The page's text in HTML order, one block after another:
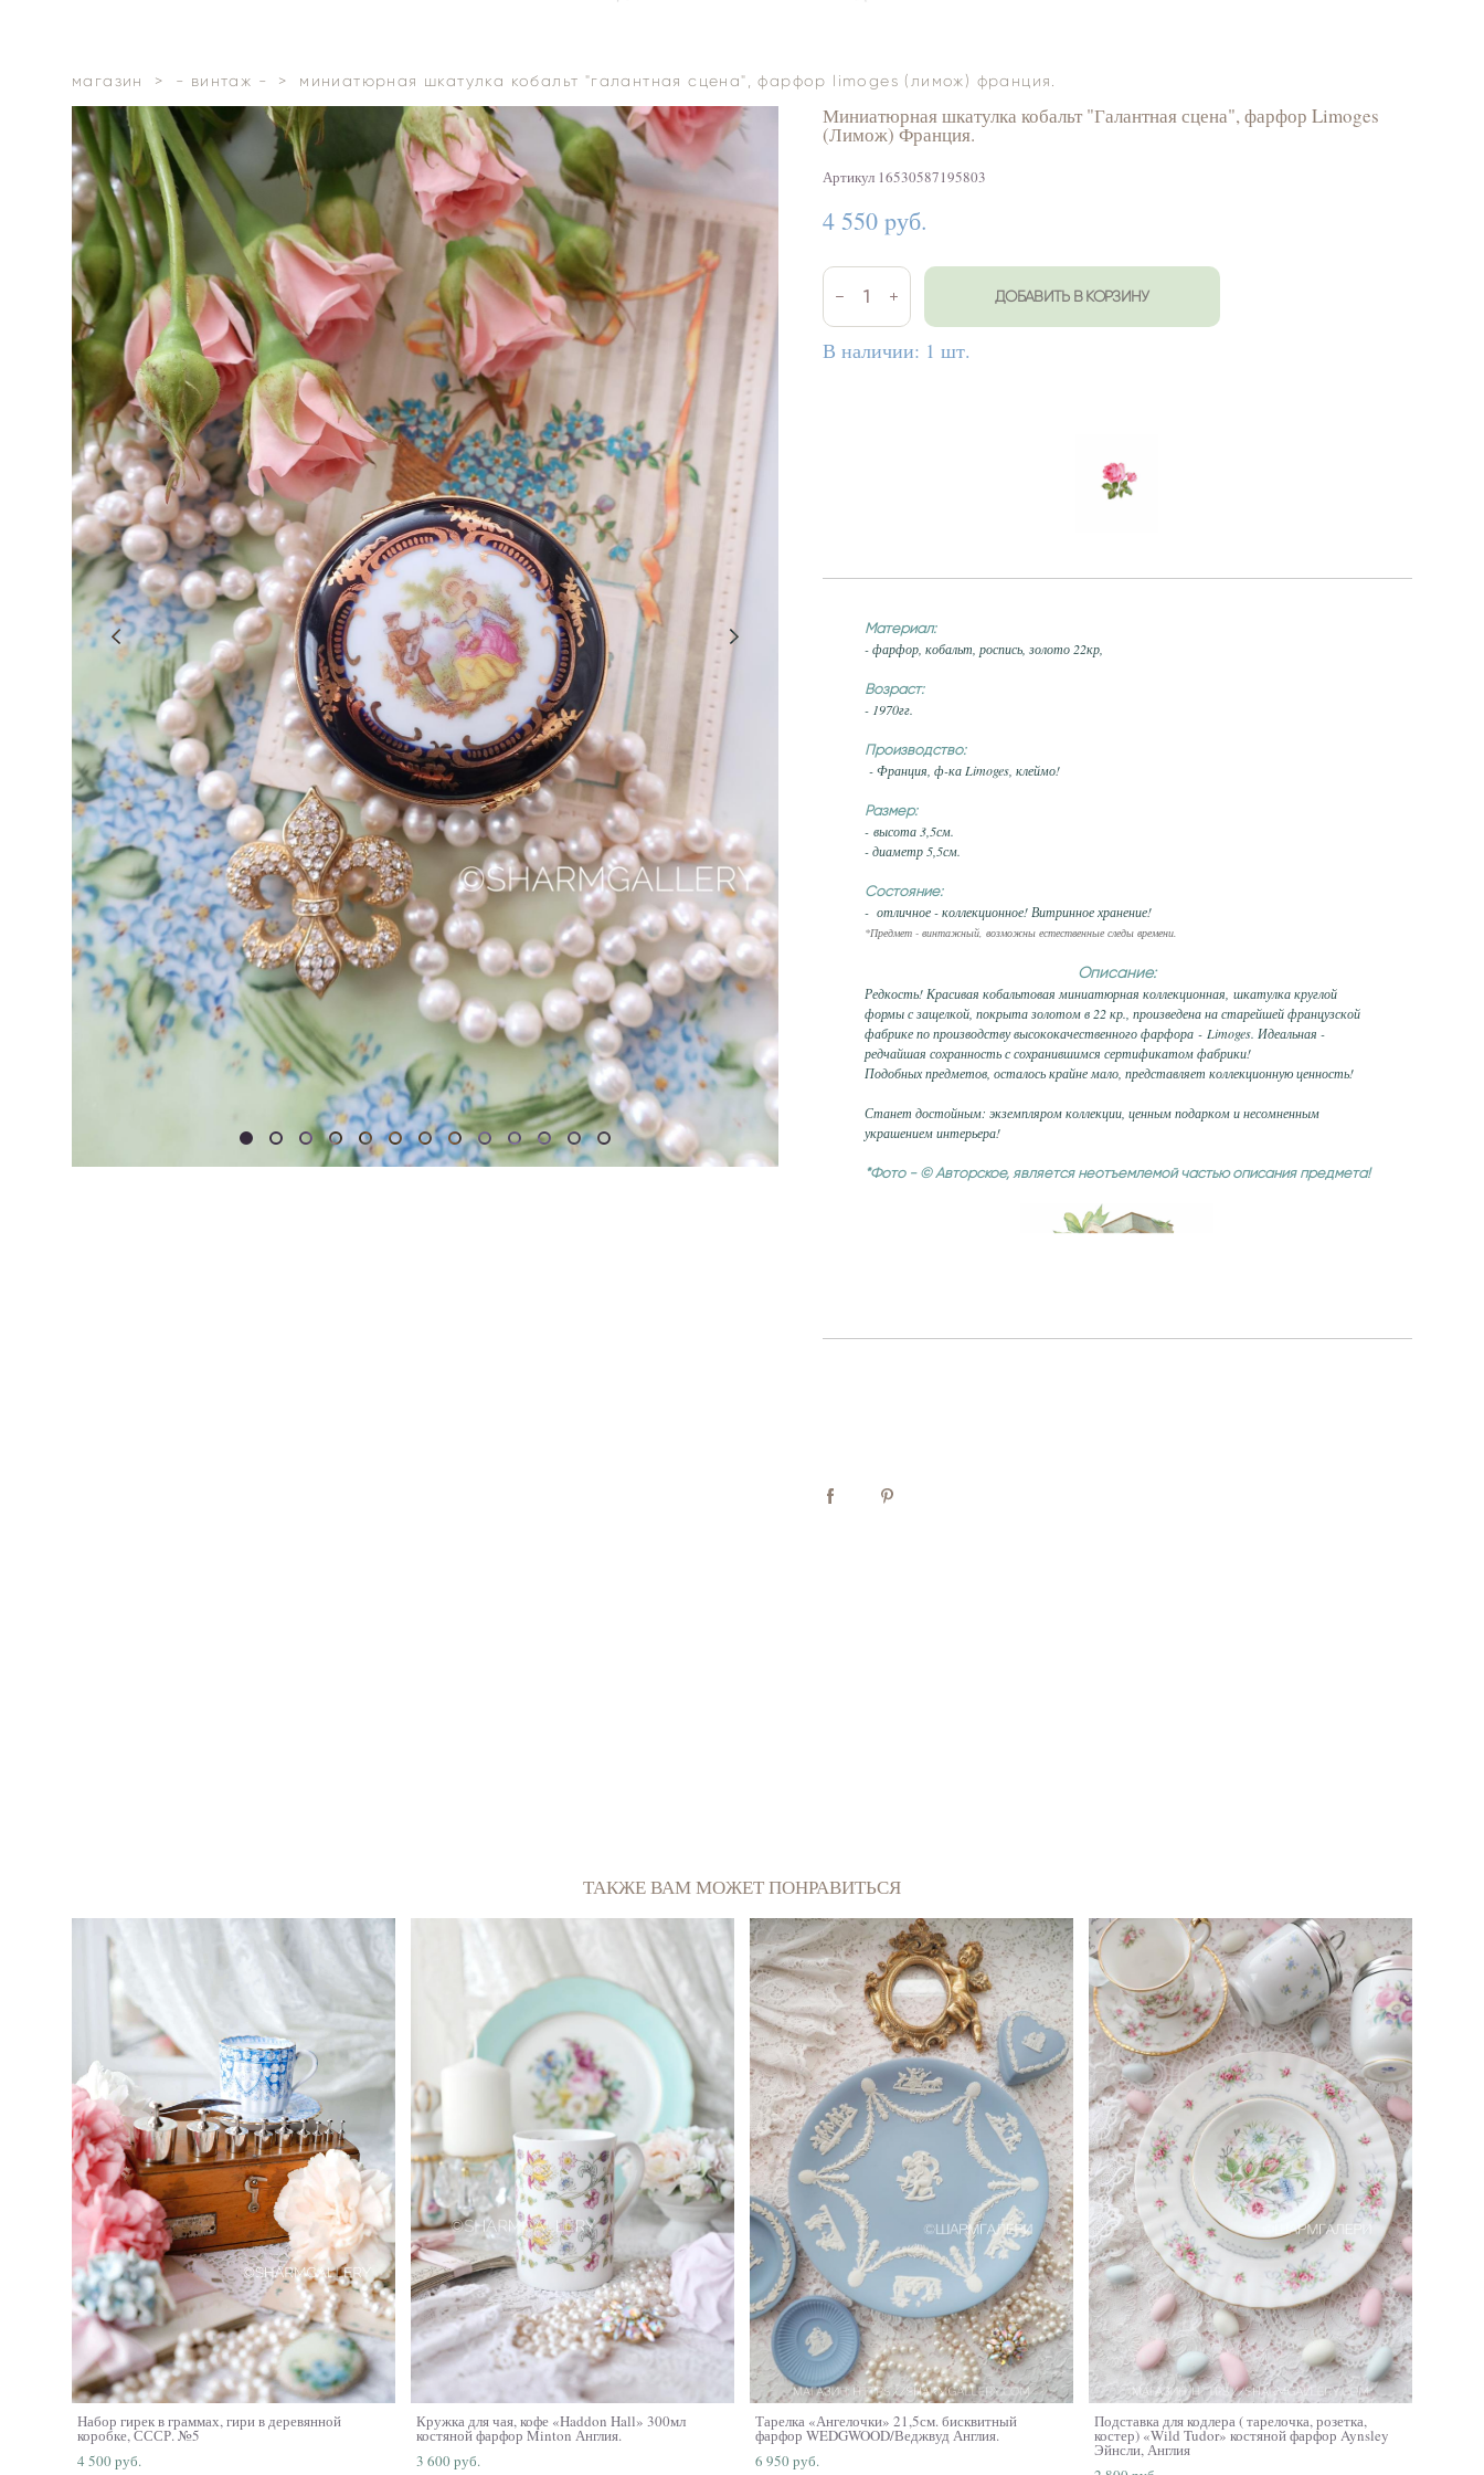
магазин > - винтаж - > миниатюрная шкатулка кобальт "галантная сцена", фарфор limoges (лимож) франция.
Миниатюрная шкатулка кобальт "Галантная сцена", фарфор Limoges
(Лимож) Франция.
Артикул 16530587195803
4 550 pуб.
В наличии: 1 шт.
ДОБАВИТЬ В КОРЗИНУ
Материал:
- фарфор, кобальт, роспись, золото 22кр,
Возраст:
- 1970гг.
Производство:
- Франция, ф-ка Limoges, клеймо!
Размер:
- высота 3,5см.
- диаметр 5,5см.
Состояние:
- отличное - коллекционное! Витринное хранение!
*Предмет - винтажный, возможны естественные следы времени.
Описание:
Редкость! Красивая кобальтовая миниатюрная коллекционная, шкатулка круглой
формы с защелкой, покрыта золотом в 22 кр., произведена на старейшей французской
фабрике по производству высококачественного фарфора - Limoges. Идеальная -
редчайшая сохранность с сохранившимся сертификатом фабрики!
Подобных предметов, осталось крайне мало, представляет коллекционную ценность!
Станет достойным: экземпляром коллекции, ценным подарком и несомненным
украшением интерьера!
*Фото - © Авторское, является неотъемлемой частью описания предмета!
ТАКЖЕ ВАМ МОЖЕТ ПОНРАВИТЬСЯ
Набор гирек в граммах, гири в деревянной
коробке, СССР. №5
4 500 pуб.
Кружка для чая, кофе «Haddon Hall» 300мл
костяной фарфор Minton Англия.
3 600 pуб.
Тарелка «Ангелочки» 21,5см. бисквитный
фарфор WEDGWOOD/Веджвуд Англия.
6 950 pуб.
Подставка для кодлера ( тарелочка, розетка,
костер) «Wild Tudor» костяной фарфор Aynsley
Эйнсли, Англия